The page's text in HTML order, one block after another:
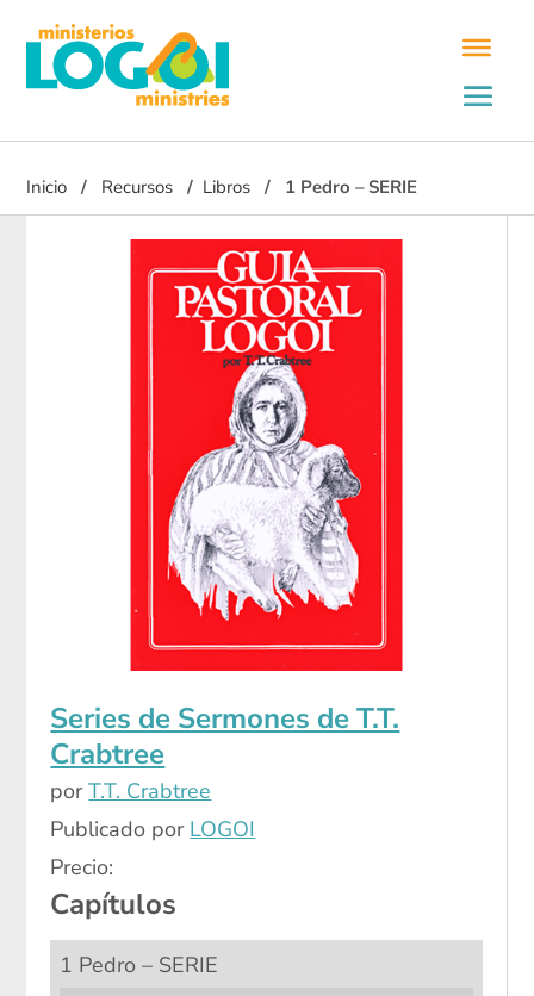
Inicio Recursos Libros 1 Pedro – SERIE
Series de Sermones de T.T.
Crabtree
porT.T. Crabtree
Publicado por LOGOI
Precio:
Capítulos
1 Pedro – SERIE